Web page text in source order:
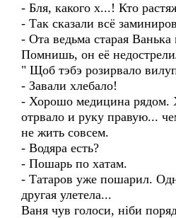
- Бля, какого х...! Кто
- Так сказали всё
- Ота ведьма старая Ванька
Помнишь, он её
" Щоб тэбэ розирвало
- Завали хлебало!
- Хорошо медицина рядом.
отрвало и руку правую...
не жить совсем.
- Водяра есть?
- Пошарь по хатам.
- Татаров уже пошарил.
другая улетела...
Ваня чув голоси, ніби